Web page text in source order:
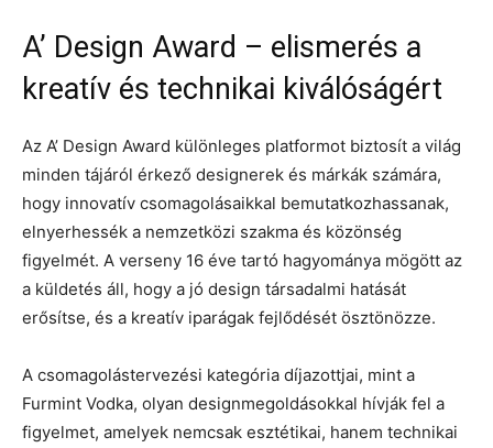
A’ Design Award – elismerés a
kreatív és technikai kiválóságért
Az A’ Design Award különleges platformot biztosít a világ
minden tájáról érkező designerek és márkák számára,
hogy innovatív csomagolásaikkal bemutatkozhassanak,
elnyerhessék a nemzetközi szakma és közönség
figyelmét. A verseny 16 éve tartó hagyománya mögött az
a küldetés áll, hogy a jó design társadalmi hatását
erősítse, és a kreatív iparágak fejlődését ösztönözze.
A csomagolástervezési kategória díjazottjai, mint a
Furmint Vodka, olyan designmegoldásokkal hívják fel a
figyelmet, amelyek nemcsak esztétikai, hanem technikai